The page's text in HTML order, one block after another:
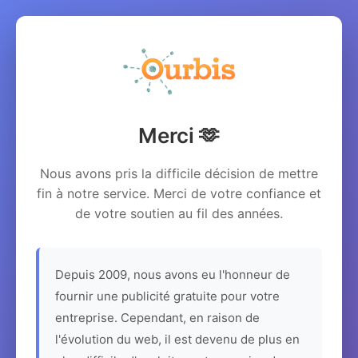
Merci 🫶
Nous avons pris la difficile décision de mettre
fin à notre service. Merci de votre confiance et
de votre soutien au fil des années.
Depuis 2009, nous avons eu l'honneur de
fournir une publicité gratuite pour votre
entreprise. Cependant, en raison de
l'évolution du web, il est devenu de plus en